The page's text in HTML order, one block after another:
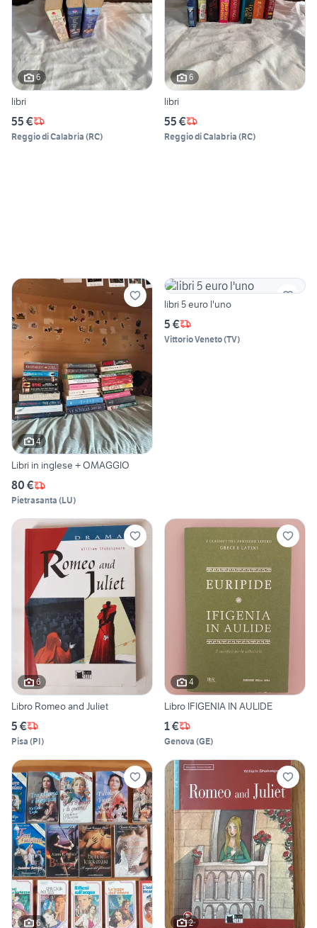
6
libri
55 €
Reggio di Calabria (RC)
6
libri
55 €
Reggio di Calabria (RC)
4
Libri in inglese + OMAGGIO
80 €
Pietrasanta (LU)
libri 5 euro l'uno
5 €
Vittorio Veneto(TV)
6
Libro Romeo and Juliet
5 €
Pisa (PI)
4
Libro IFIGENIA IN AULIDE
1 €
Genova (GE)
6 2